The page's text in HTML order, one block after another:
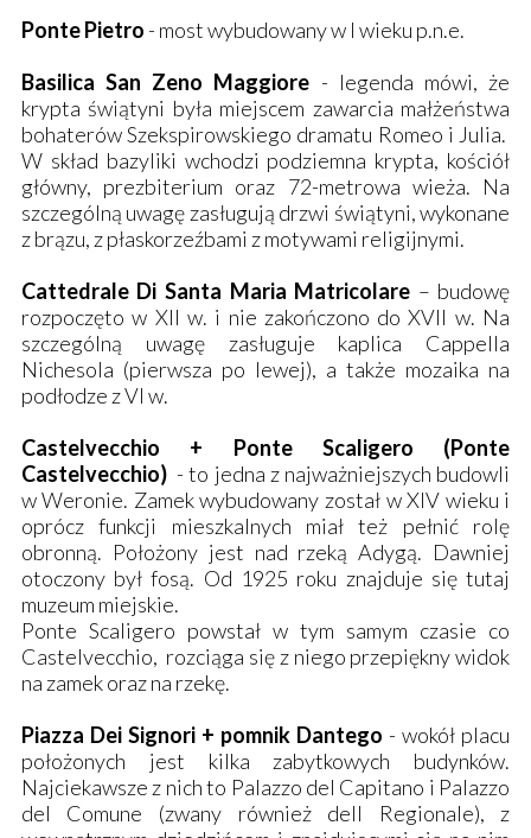
Ponte Pietro - most wybudowany w I wieku p.n.e.
Basilica San Zeno Maggiore - legenda mówi, że
krypta świątyni była miejscem zawarcia małżeństwa
bohaterów Szekspirowskiego dramatu Romeo i Julia.
W skład bazyliki wchodzi podziemna krypta, kościół
główny, prezbiterium oraz 72-metrowa wieża. Na
szczególną uwagę zasługują drzwi świątyni, wykonane
z brązu, z płaskorzeźbami z motywami religijnymi.
Cattedrale Di Santa Maria Matricolare – budowę
rozpoczęto w XII w. i nie zakończono do XVII w. Na
szczególną uwagę zasługuje kaplica Cappella
Nichesola (pierwsza po lewej), a także mozaika na
podłodze z VI w.
Castelvecchio + Ponte Scaligero (Ponte
Castelvecchio) - to jedna z najważniejszych budowli
w Weronie. Zamek wybudowany został w XIV wieku i
oprócz funkcji mieszkalnych miał też pełnić rolę
obronną. Położony jest nad rzeką Adygą. Dawniej
otoczony był fosą. Od 1925 roku znajduje się tutaj
muzeum miejskie.
Ponte Scaligero powstał w tym samym czasie co
Castelvecchio, rozciąga się z niego przepiękny widok
na zamek oraz na rzekę.
Piazza Dei Signori + pomnik Dantego - wokół placu
położonych jest kilka zabytkowych budynków.
Najciekawsze z nich to Palazzo del Capitano i Palazzo
del Comune (zwany również dell Regionale), z